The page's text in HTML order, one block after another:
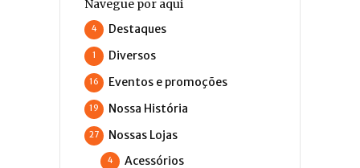
Navegue por aqui
Destaques
4
Diversos
1
Eventos e promoções
16
Nossa História
19
Nossas Lojas
27
Acessórios
4